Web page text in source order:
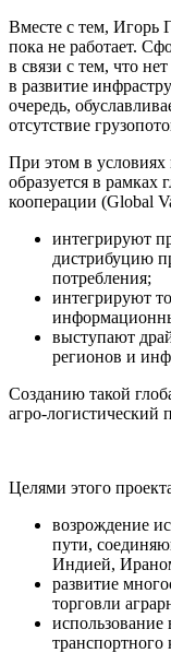
Вместе с тем, Игорь
пока не работает.
в связи с тем, что
в развитие
очередь,
отсутствие
При этом в условиях
образуется в
кооперации (Global
интегрируют
дистрибуцию
потребления;
интегрируют
выступают
регионов и
Созданию такой
агро-
Целями этого
возрождение
пути,
Индией,
развитие
торговли